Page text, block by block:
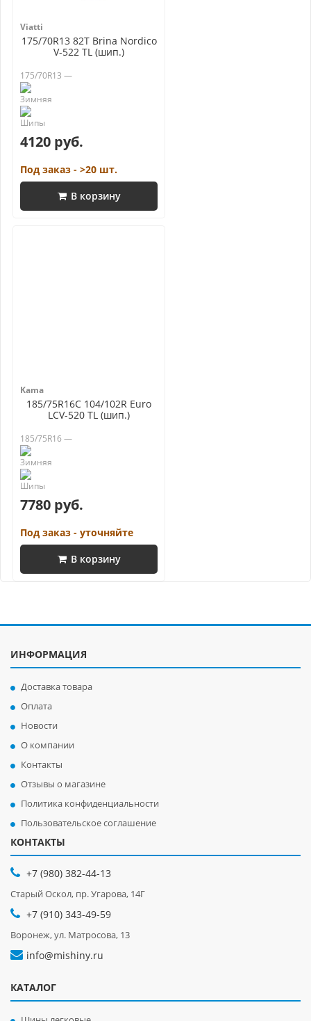
Viatti
175/70R13 82T Brina Nordico
V-522 TL (шип.)
175/70R13 —
4120 руб.
Под заказ - >20 шт.
В корзину
Kama
185/75R16C 104/102R Euro
LCV-520 TL (шип.)
185/75R16 —
7780 руб.
Под заказ - уточняйте
В корзину
ИНФОРМАЦИЯ
Доставка товара
Оплата
Новости
О компании
Контакты
Отзывы о магазине
Политика конфиденциальности
Пользовательское соглашение
КОНТАКТЫ
+7 (980) 382-44-13
Старый Оскол, пр. Угарова, 14Г
+7 (910) 343-49-59
Воронеж, ул. Матросова, 13
info@mishiny.ru
КАТАЛОГ